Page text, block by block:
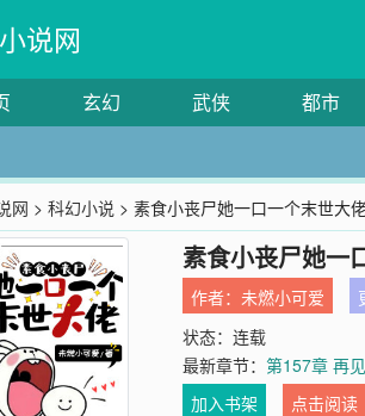
说网
玄幻 武侠 都市
网 >科幻小说 > 素食小丧尸她一口一个末世大
素食小丧尸她一
作者： 未燃小可爱
状态：连载
最新章节：第157章 再
加入书架
点击阅读